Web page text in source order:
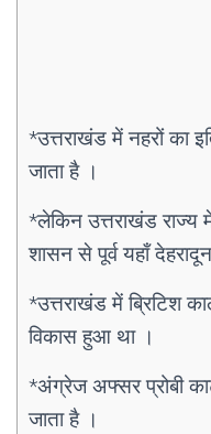
*उत्तराखंड में नहरों का
जाता है ।
*लेकिन उत्तराखंड राज्य में
शासन से पूर्व यहाँ
*उत्तराखंड में ब्रिटिश
विकास हुआ था ।
*अंग्रेज अफ्सर प्रोबी
जाता है ।